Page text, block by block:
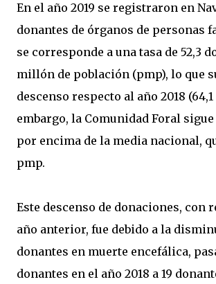
En el año 2019 se registraron en
donantes de órganos de personas
se corresponde a una tasa de 52,3
millón de población (pmp), lo que
descenso respecto al año 2018
embargo, la Comunidad Foral
por encima de la media nacional,
pmp.
Este descenso de donaciones, con
año anterior, fue debido a la
donantes en muerte encefálica,
donantes en el año 2018 a 19